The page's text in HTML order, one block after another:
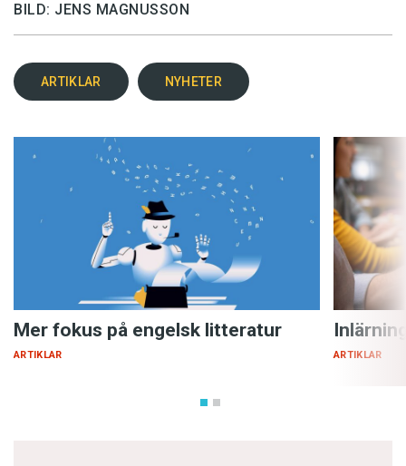
BILD: JENS MAGNUSSON
ARTIKLAR NYHETER
Mer fokus på engelsk litteratur
ARTIKLAR ARTIKLAR